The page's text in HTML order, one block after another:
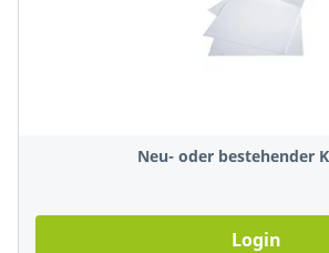
Neu- oder bestehender
Login